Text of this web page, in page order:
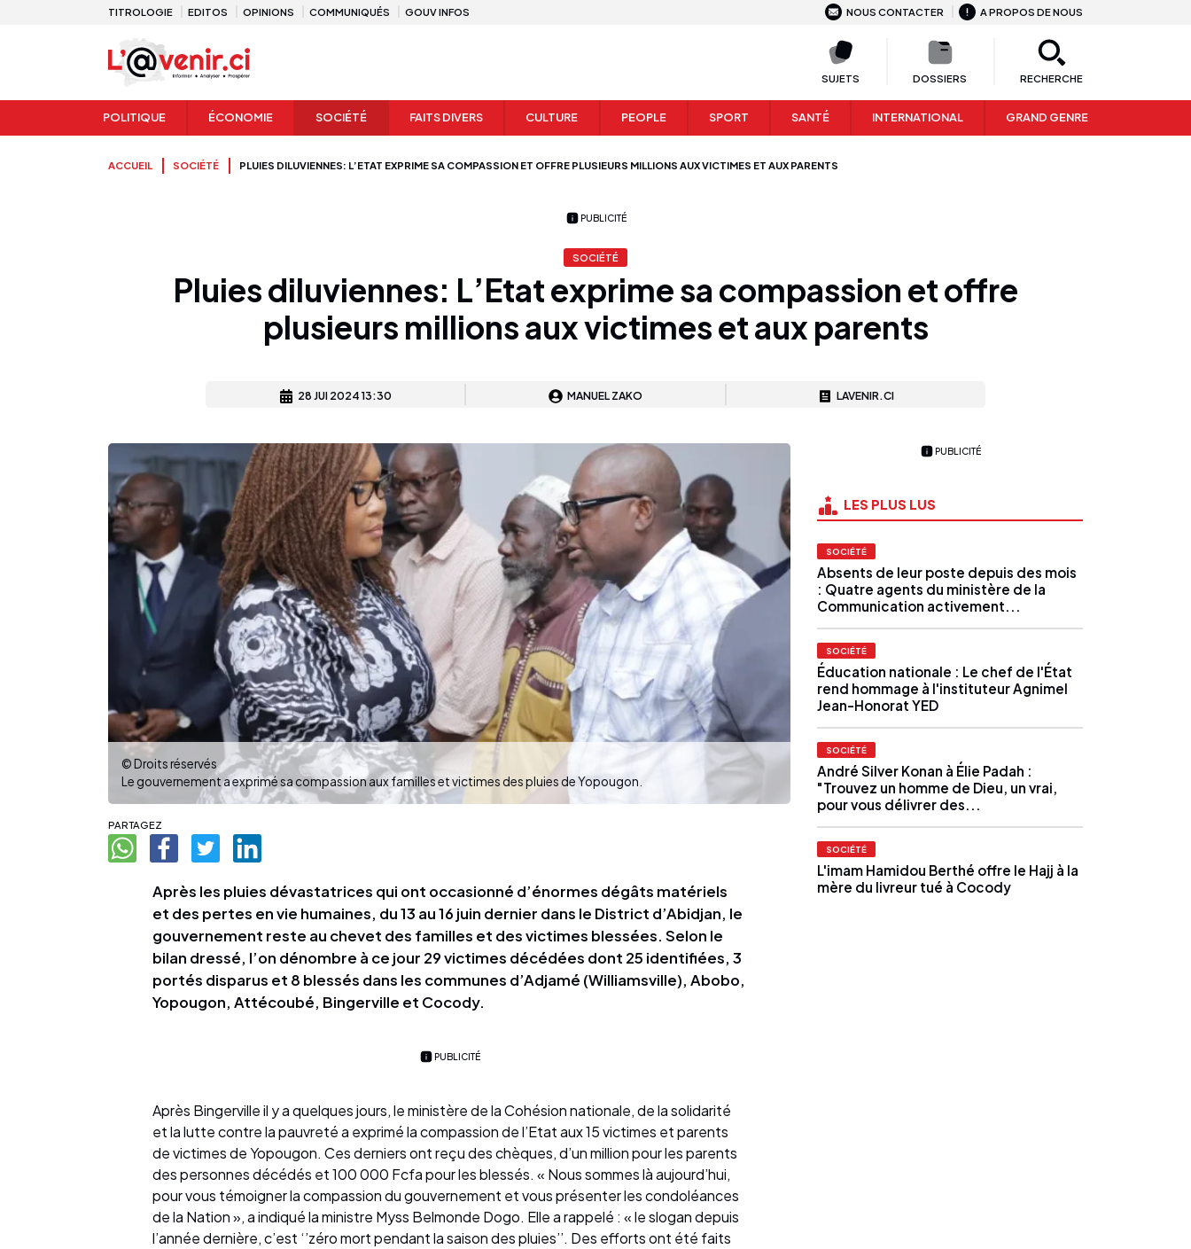
TITROLOGIE EDITOS OPINIONS COMMUNIQUÉS GOUV INFOS NOUS CONTACTER A PROPOS DE NOUS
SUJETS DOSSIERS RECHERCHE
POLITIQUE ÉCONOMIE SOCIÉTÉ FAITS DIVERS CULTURE PEOPLE SPORT SANTÉ INTERNATIONAL GRAND GENRE
ACCUEIL SOCIÉTÉ PLUIES DILUVIENNES: L’ETAT EXPRIME SA COMPASSION ET OFFRE PLUSIEURS MILLIONS AUX VICTIMES ET AUX PARENTS
PUBLICITÉ
SOCIÉTÉ
Pluies diluviennes: L’Etat exprime sa compassion et offre
plusieurs millions aux victimes et aux parents
28 JUI 2024 13:30 MANUEL ZAKO LAVENIR.CI
© Droits réservés
Le gouvernement a exprimé sa compassion aux familles et victimes des pluies de Yopougon.
PARTAGEZ
Après les pluies dévastatrices qui ont occasionné d’énormes dégâts matériels
et des pertes en vie humaines, du 13 au 16 juin dernier dans le District d’Abidjan, le
gouvernement reste au chevet des familles et des victimes blessées. Selon le
bilan dressé, l’on dénombre à ce jour 29 victimes décédées dont 25 identifiées, 3
portés disparus et 8 blessés dans les communes d’Adjamé (Williamsville), Abobo,
Yopougon, Attécoubé, Bingerville et Cocody.
PUBLICITÉ
Après Bingerville il y a quelques jours, le ministère de la Cohésion nationale, de la solidarité
et la lutte contre la pauvreté a exprimé la compassion de l’Etat aux 15 victimes et parents
de victimes de Yopougon. Ces derniers ont reçu des chèques, d’un million pour les parents
des personnes décédés et 100 000 Fcfa pour les blessés. « Nous sommes là aujourd’hui,
pour vous témoigner la compassion du gouvernement et vous présenter les condoléances
de la Nation », a indiqué la ministre Myss Belmonde Dogo. Elle a rappelé : « le slogan depuis
l’année dernière, c’est ‘’zéro mort pendant la saison des pluies’’. Des efforts ont été faits
PUBLICITÉ
LES PLUS LUS
SOCIÉTÉ
Absents de leur poste depuis des mois
: Quatre agents du ministère de la
Communication activement...
SOCIÉTÉ
Éducation nationale : Le chef de l'État
rend hommage à l'instituteur Agnimel
Jean-Honorat YED
SOCIÉTÉ
André Silver Konan à Élie Padah :
"Trouvez un homme de Dieu, un vrai,
pour vous délivrer des...
SOCIÉTÉ
L'imam Hamidou Berthé offre le Hajj à la
mère du livreur tué à Cocody